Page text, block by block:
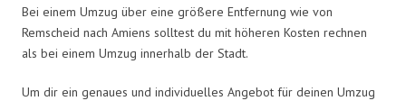
Bei einem Umzug über eine größere Entfernung wie von
Remscheid nach Amiens solltest du mit höheren Kosten rechnen
als bei einem Umzug innerhalb der Stadt.
Um dir ein genaues und individuelles Angebot für deinen Umzug